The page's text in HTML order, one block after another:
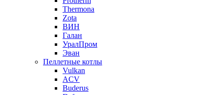
Thermona
Zota
ВИН
Галан
УралПром
Эван
Пеллетные котлы
Vulkan
ACV
Buderus